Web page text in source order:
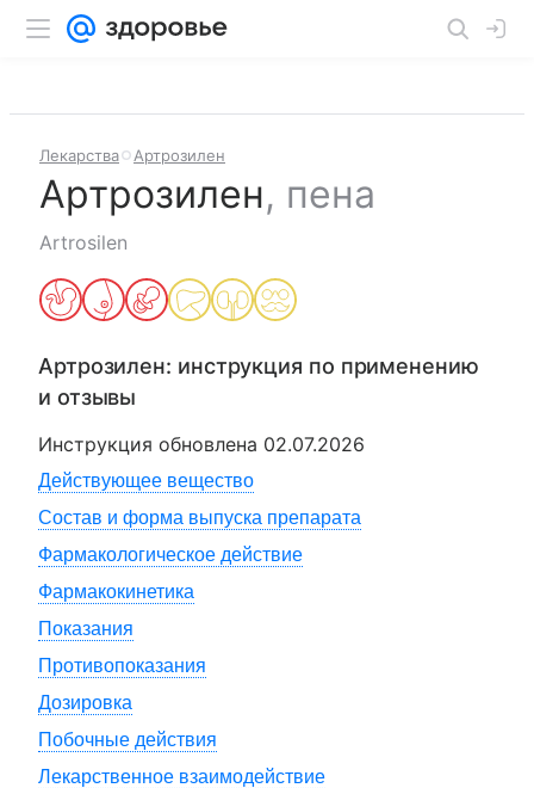
Лекарства Артрозилен
Артрозилен, пена
Artrosilen
Артрозилен: инструкция по применению
и отзывы
Инструкция обновлена 02.07.2026
Действующее вещество
Состав и форма выпуска препарата
Фармакологическое действие
Фармакокинетика
Показания
Противопоказания
Дозировка
Побочные действия
Лекарственное взаимодействие